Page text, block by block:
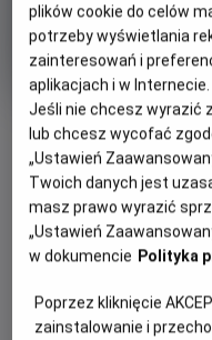
OBSERWUJ
tytuł
Scary
13 lat
Czas
trwania
96 min
PREMIERA
5 czerwca 2026
REŻYSERIA
Майкл Тіддес
OBSADA
Історія, що
plików cookie do celów
potrzeby wyświetlania
zainteresowań i
aplikacjach i w
Jeśli nie chcesz wyrazić
lub chcesz wycofać
„Ustawień
Twoich danych jest
masz prawo wyrazić
„Ustawień
w dokumencie Polityka
Poprzez kliknięcie
zainstalowanie i